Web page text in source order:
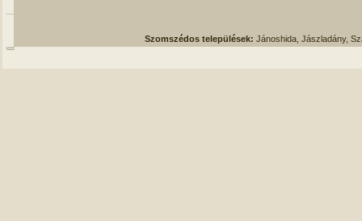
Szomszédos települések: Jánoshida, Jászladány,